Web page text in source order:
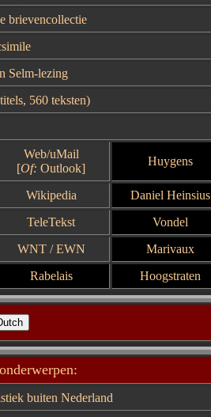
brievencollectie
Selm-lezing
560 teksten)
Web/uMail
[Of: Outlook]
Huygens
Wikipedia Daniel Heinsius
TeleTekst Vondel
WNT/EWN Marivaux
Rabelais Hoogstraten
buiten Nederland